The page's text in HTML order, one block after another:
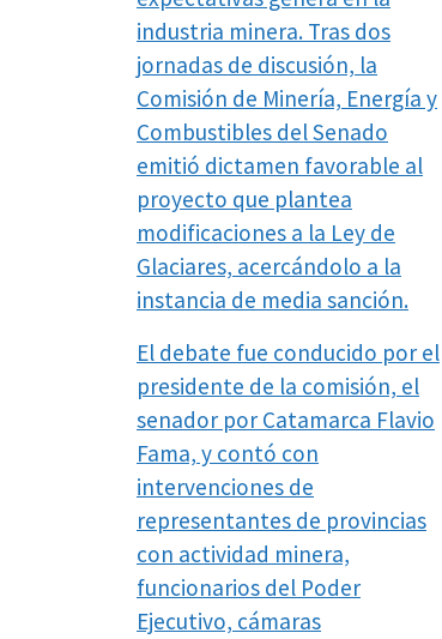
industria minera. Tras dos
jornadas de discusión, la
Comisión de Minería, Energía y
Combustibles del Senado
emitió dictamen favorable al
proyecto que plantea
modificaciones a la Ley de
Glaciares, acercándolo a la
instancia de media sanción.
El debate fue conducido por el
presidente de la comisión, el
senador por Catamarca Flavio
Fama, y contó con
intervenciones de
representantes de provincias
con actividad minera,
funcionarios del Poder
Ejecutivo, cámaras